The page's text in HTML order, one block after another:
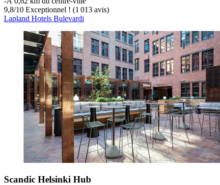
9,8/10 Exceptionnel ! (1 013 avis)
Lapland Hotels Bulevardi
Scandic Helsinki Hub